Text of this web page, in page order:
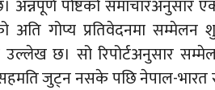
अन्नपूर्ण पोष्टको समाचारअनुसार
अति गोप्य प्रतिवेदनमा
छ। सो रिपोर्टअनुसार
जुट्न नसके पछि नेपाल-